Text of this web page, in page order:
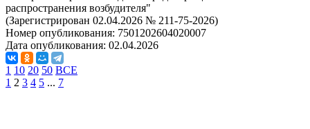
распространения возбудителя"
(Зарегистрирован 02.04.2026 № 211-75-2026)
Номер опубликования: 7501202604020007
Дата опубликования: 02.04.2026
1 10 20 50 ВСЕ
1 2 3 4 5 ... 7